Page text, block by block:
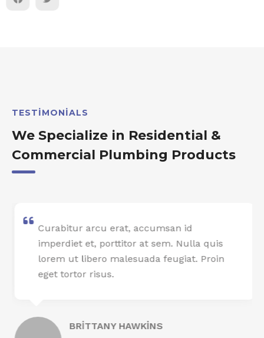
TESTIMONIALS
We Specialize in Residential &
Commercial Plumbing Products
Curabitur arcu erat, accumsan id
imperdiet et, porttitor at sem. Nulla quis
lorem ut libero malesuada feugiat. Proin
eget tortor risus.
BRITTANY HAWKINS